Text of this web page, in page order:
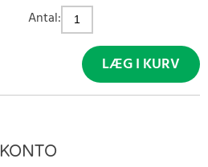
Antal:
LÆG I KURV
KONTO